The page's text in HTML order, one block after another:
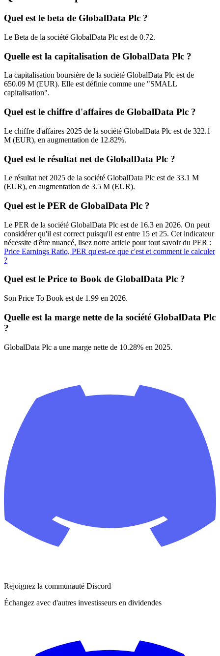
Quel est le beta de GlobalData Plc ?
Le Beta de la société GlobalData Plc est de 0.72.
Quelle est la capitalisation de GlobalData Plc ?
La capitalisation boursière de la société GlobalData Plc est de
650.09 M (EUR). Elle est définie comme une "SMALL
capitalisation".
Quel est le chiffre d'affaires de GlobalData Plc ?
Le chiffre d'affaires 2025 de la société GlobalData Plc est de 322.1
M (EUR), en augmentation de 12.82%.
Quel est le résultat net de GlobalData Plc ?
Le résultat net 2025 de la société GlobalData Plc est de 33.1 M
(EUR), en augmentation de 3.5 M (EUR).
Quel est le PER de GlobalData Plc ?
Le PER de la société GlobalData Plc est de 16.3 en 2026. On peut
considérer qu'il est correct puisqu'il est entre 15 et 25. Cet indicateur
nécessite d'être nuancé, lisez notre article pour tout savoir du PER :
Price Earnings Ratio, PER qu'est-ce que c'est et comment le calculer
?
Quel est le Price to Book de GlobalData Plc ?
Son Price To Book est de 1.99 en 2026.
Quelle est la marge nette de la société GlobalData Plc
?
GlobalData Plc a une marge nette de 10.28% en 2025.
Rejoignez la communauté Discord
Échangez avec d'autres investisseurs en dividendes